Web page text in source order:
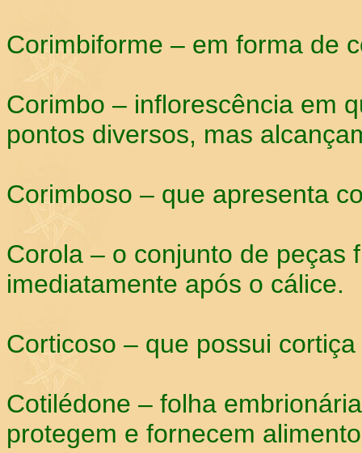
Corimbiforme – em forma de
Corimbo – inflorescência em
pontos diversos, mas
Corimboso – que apresenta
Corola – o conjunto de peças
imediatamente após o cálice.
Corticoso – que possui
Cotilédone – folha
protegem e fornecem